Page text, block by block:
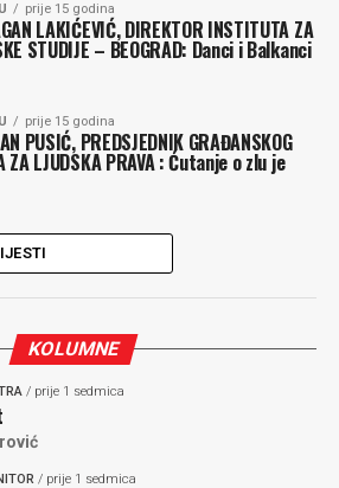
prije 15 godina
LAKIĆEVIĆ, DIREKTOR INSTITUTA ZA
STUDIJE – BEOGRAD: Danci i Balkanci
prije 15 godina
PUSIĆ, PREDSJEDNIK GRAĐANSKOG
ZA LJUDSKA PRAVA : Ćutanje o zlu je
KOLUMNE
/ prije 1 sedmica
/ prije 1 sedmica